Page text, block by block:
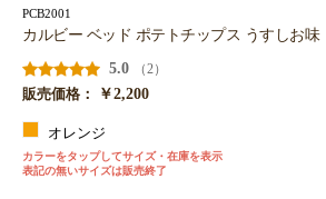
PCB2001
カルビー ベッド ポテトチップス うすしお味
5.0
（2）
販売価格：
￥2,200
オレンジ
カラーをタップしてサイズ・在庫を表示
表記の無いサイズは販売終了